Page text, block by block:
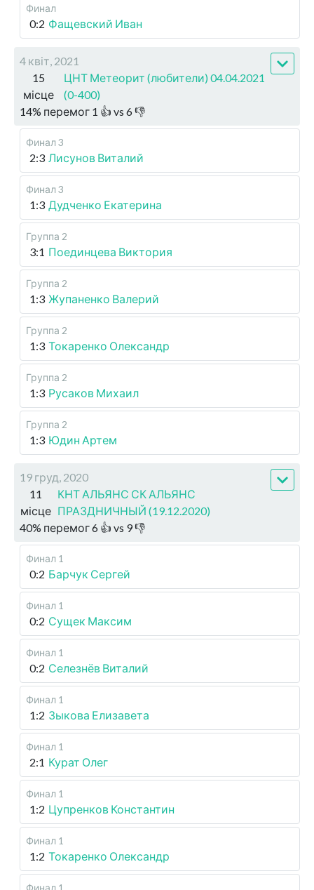
Финал
0:2 Фащевский Иван
4 квіт, 2021
15
місце
ЦНТ Метеорит (любители) 04.04.2021
(0-400)
14% перемог 1 👍 vs 6👎
Финал 3
2:3 Лисунов Виталий
Финал 3
1:3 Дудченко Екатерина
Группа 2
3:1 Поединцева Виктория
Группа 2
1:3 Жупаненко Валерий
Группа 2
1:3 Токаренко Олександр
Группа 2
1:3 Русаков Михаил
Группа 2
1:3 Юдин Артем
19 груд, 2020
11
місце
КНТ АЛЬЯНС СК АЛЬЯНС
ПРАЗДНИЧНЫЙ (19.12.2020)
40% перемог6 👍 vs 9👎
Финал 1
0:2 Барчук Сергей
Финал 1
0:2 Сущек Максим
Финал 1
0:2 Селезнёв Виталий
Финал 1
1:2 Зыкова Елизавета
Финал 1
2:1 Курат Олег
Финал 1
1:2 Цупренков Константин
Финал 1
1:2 Токаренко Олександр
Финал 1